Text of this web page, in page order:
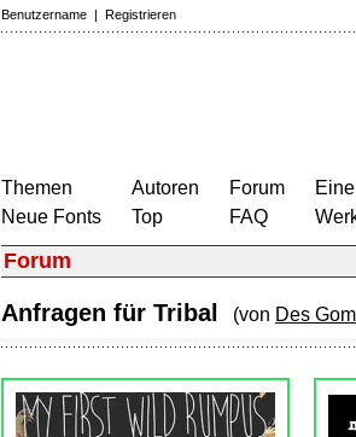
Benutzername | Registrieren
Themen
Neue Fonts
Autoren
Top
Forum
FAQ
Forum
Anfragen für Tribal (von Des